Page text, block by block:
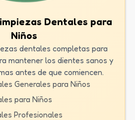
Dentales para
Niños
dentales completas para
mantener los dientes sanos y
antes de que comiencen.
Generales para Niños
para Niños
Profesionales